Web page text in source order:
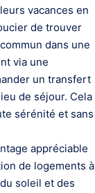
vacances en
de trouver
dans une
via une
un transfert
de séjour. Cela
sérénité et sans
appréciable
de logements à
soleil et des